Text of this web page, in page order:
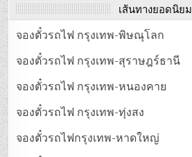
เส้นทางยอดนิยม
จองตั๋วรถไฟ กรุงเทพ-พิษณุโลก
จองตั๋วรถไฟ กรุงเทพ-สุราษฎร์ธานี
จองตั๋วรถไฟ กรุงเทพ-หนองคาย
จองตั๋วรถไฟ กรุงเทพ-ทุ่งสง
จองตั๋วรถไฟกรุงเทพ-หาดใหญ่